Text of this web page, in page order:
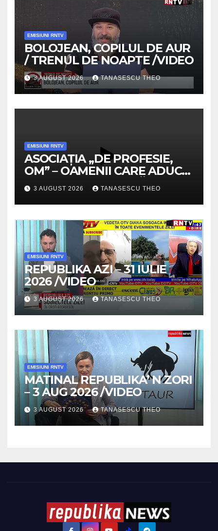
EMISIUNI RNTV
BOLOJEAN, COPILUL DE AUR
/ TRENUL DE NOAPTE /VIDEO
3 AUGUST 2026 TANASESCU THEO
EMISIUNI RNTV
ASOCIAȚIA „DE PROFESIE,
OM” – OAMENII CARE ADUC
VALOARE COMUNITĂȚII /
SECRETELE SUCCESULUI
/VIDEO
3 AUGUST 2026 TANASESCU THEO
EMISIUNI RNTV
REPUBLIKA AZI – 31 IULIE
2026 /VIDEO
3 AUGUST 2026 TANASESCU THEO
EMISIUNI RNTV
MATINAL REPUBLIKA’ N ZORI
– 3 AUG 2026 /VIDEO
3 AUGUST 2026 TANASESCU THEO